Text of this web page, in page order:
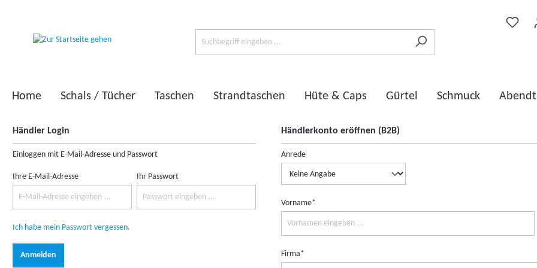
Home Schals / Tücher Taschen Strandtaschen Hüte & Caps Gürtel Schmuck
Händler Login
Einloggen mit E-Mail-Adresse und Passwort
Ihre E-Mail-Adresse Ihr Passwort
Ich habe mein Passwort vergessen.
Anmelden
Händlerkonto eröffnen (B2B)
Anrede
Vorname*
Firma*